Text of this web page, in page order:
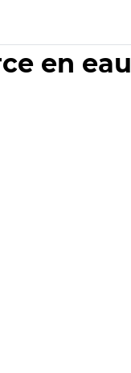
en eau